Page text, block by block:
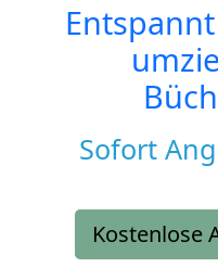
Sofort
Kostenlose